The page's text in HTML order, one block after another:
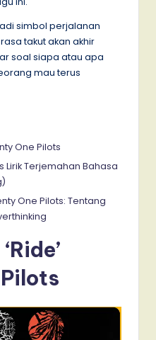
simbol perjalanan
takut akan akhir
soal siapa atau apa
mau terus
One Pilots
Lirik Terjemahan Bahasa
One Pilots: Tentang